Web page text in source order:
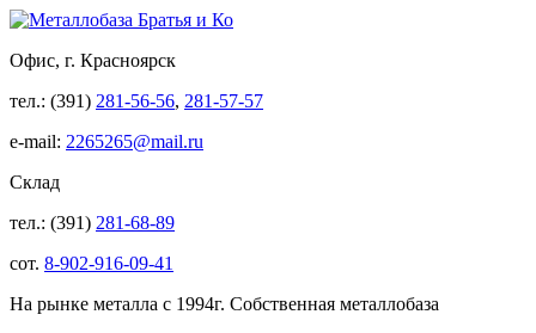
Офис, г. Красноярск
тел.: (391) 281-56-56, 281-57-57
e-mail: 2265265@mail.ru
Склад
тел.: (391) 281-68-89
сот. 8-902-916-09-41
На рынке металла с 1994г. Собственная металлобаза